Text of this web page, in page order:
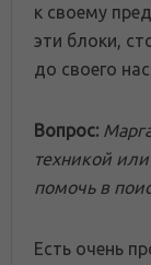
к своему
эти блоки,
до своего
Вопрос:
техникой
помочь в
Есть очень